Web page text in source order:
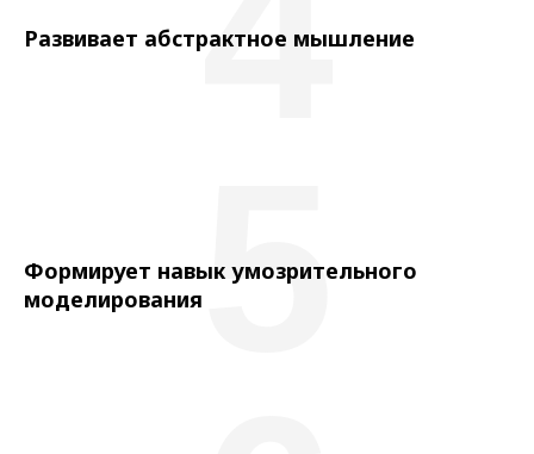
Развивает абстрактное мышление
Формирует навык умозрительного
моделирования5